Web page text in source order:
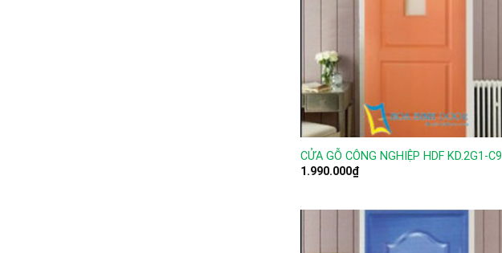
CỬA GỖ CÔNG NGHIỆP HDF KD.2G1-C9
1.990.000₫